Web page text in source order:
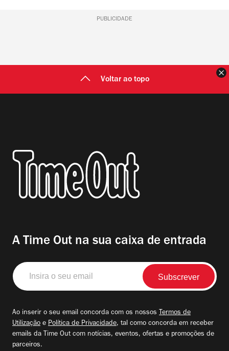
PUBLICIDADE
Voltar ao topo
A Time Out na sua caixa de entrada
Insira
o
seu
Ao inserir o seu email concorda com os nossos Termos de
Utilização e Política de Privacidade, tal como concorda em receber
emails da Time Out com notícias, eventos, ofertas e promoções de
parceiros.